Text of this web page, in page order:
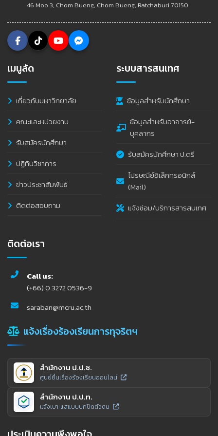
46 Moo 3, Chom Bueng, Chom Bueng, Ratchaburi 70150
เมนูลัด
เกี่ยวกับมหาวิทยาลัย
คณะและหน่วยงาน
รับสมัครนักศึกษา
ปฏิทินวิชาการ
ข่าวประชาสัมพันธ์
ติดต่อสอบถาม
ระบบสารสนเทศ
ข้อมูลสำหรับนักศึกษา
ข้อมูลสำหรับอาจารย์-
บุคลากร
รับสมัครนักศึกษา ป.ตรี
ไปรษณีย์อิเล็กทรอนิกส์
(Mail)
แจ้งซ่อม/บริการสารสนเทศ
ติดต่อเรา
Call us:
(+66) 0 3272 0536-9
saraban@mcru.ac.th
แจ้งเรื่องร้องเรียนการทุจริตฯ
สำนักงาน ป.ป.ช.
ศูนย์ยื่นเรื่องร้องเรียนออนไลน์
สำนักงาน ป.ป.ท.
แจ้งเบาะแสแบบปกปิดตัวตน